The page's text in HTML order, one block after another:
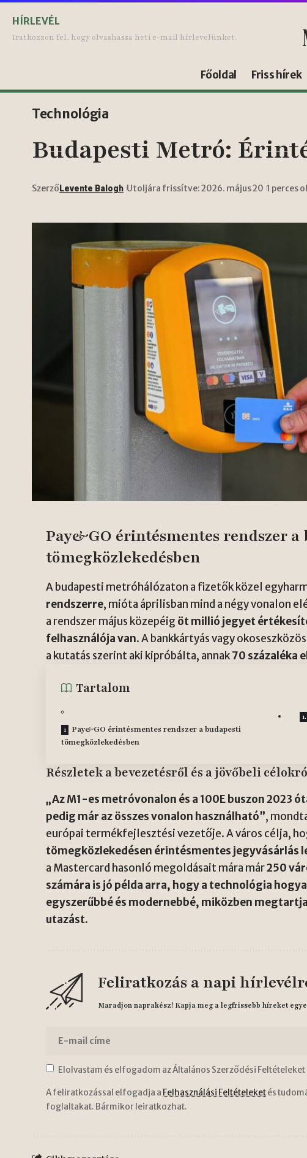
HÍRLEVÉL
Iratkozzon fel, hogy olvashassa heti e-mail hírlevelünket.
Főoldal Friss hírek
Technológia
Budapesti Metró:
Szerző Levente Balogh Utoljára frissítve: 2026. május 20 1 perces
Pay&GO érintésmentes rendszer a
tömegközlekedésben
A budapesti metróhálózaton a fizetők közel
rendszerre, mióta áprilisban mind a négy vonalon
a rendszer május közepéig öt millió jegyet
felhasználója van. A bankkártyás vagy
a kutatás szerint aki kipróbálta, annak70 százaléka
Tartalom
Pay&GO érintésmentes rendszer a budapesti
tömegközlekedésben
Részletek a bevezetésről és a jövőbeli
„Az M1-es metróvonalon és a 100E buszon 2023
pedig már az összes vonalon használható”,
európai termékfejlesztési vezetője. A város célja,
tömegközlekedésen érintésmentes jegyvásárlás
a Mastercard hasonló megoldásait mára már250
számára is jó példa arra, hogy a technológia
egyszerűbbé és modernebbé, miközben
utazást.
Feliratkozás a napi
Maradjon naprakész! Kapja meg a legfrissebb híreket
Elolvastam és elfogadom az Általános Szerződési Feltételeket
A feliratkozással elfogadja aFelhasználási Feltételeketés
foglaltakat. Bármikor leiratkozhat.